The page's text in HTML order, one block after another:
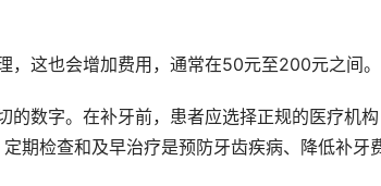
，这也会增加费用，通常在50元至200元之间。
期检查和及早治疗是预防牙齿疾病、降低补牙